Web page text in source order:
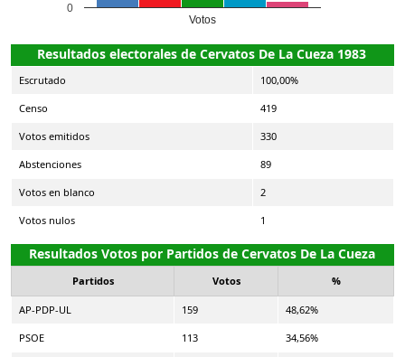
Votos
0
Resultados electorales de Cervatos De La Cueza 1983
Escrutado 100,00%
Censo 419
Votos emitidos 330
Abstenciones 89
Votos en blanco 2
Votos nulos 1
Resultados Votos por Partidos de Cervatos De La Cueza
Partidos Votos %
AP-PDP-UL 159 48,62%
PSOE 113 34,56%